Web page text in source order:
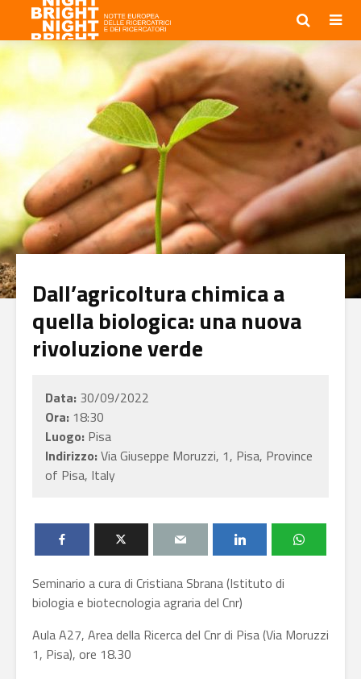
Dall’agricoltura chimica a
quella biologica: una nuova
rivoluzione verde
Data: 30/09/2022
Ora: 18:30
Luogo: Pisa
Indirizzo:Via Giuseppe Moruzzi, 1, Pisa, Province
of Pisa, Italy
Seminario a cura di Cristiana Sbrana (Istituto di
biologia e biotecnologia agraria del Cnr)
Aula A27, Area della Ricerca del Cnr di Pisa (Via Moruzzi
1, Pisa), ore 18.30